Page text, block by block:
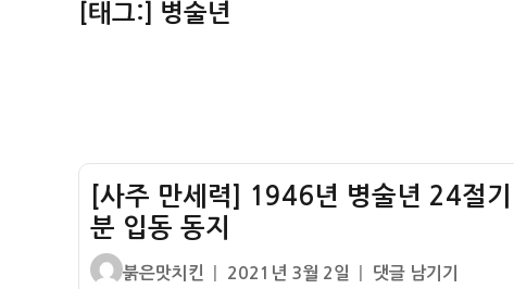
[태그:] 병술년
[사주 만세력] 1946년 병술년 24절
분 입동 동지
글
붉은맛치킨
작
2021년 3월 2일
[사
댓글 남기기